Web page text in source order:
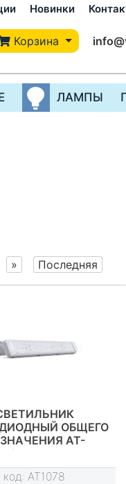
Новинки
Корзина
ЛАМПЫ
» Последняя
ОБЩЕГО
АТ-
35-О СЕРИЯ АТ-
ССО-42
код: AT1078